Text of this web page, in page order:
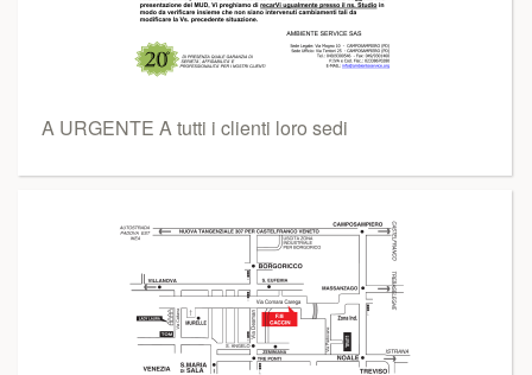
A URGENTE A tutti i clienti loro sedi